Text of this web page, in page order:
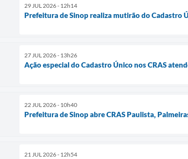
29 JUL 2026 - 12h14
Prefeitura de Sinop realiza mutirão do Cadastro
27 JUL 2026 - 13h26
Ação especial do Cadastro Único nos CRAS
22 JUL 2026 - 10h40
Prefeitura de Sinop abre CRAS Paulista,
21 JUL 2026 - 12h54